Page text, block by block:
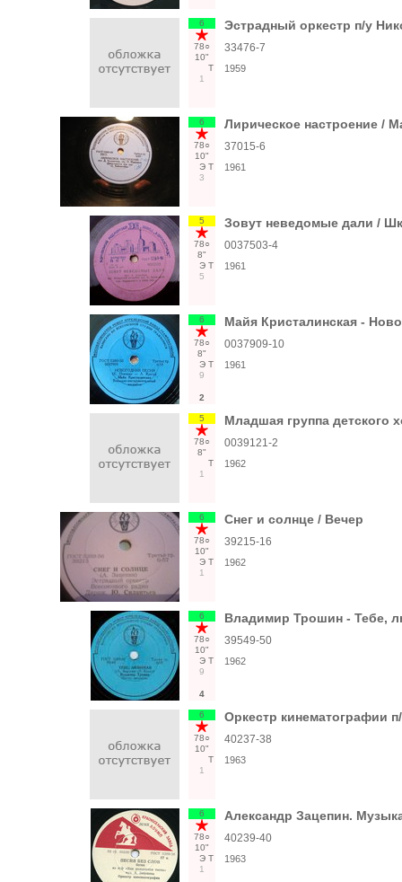
6
78○
10"
Т
1
Эстрадный оркестр п/у
33476-7
1959
6
78○
10"
Э Т
3
Лирическое настроение /
37015-6
1961
5
78○
8"
Э Т
5
Зовут неведомые дали /
0037503-4
1961
6
78○
8"
Э Т
9
2
Майя Кристалинская -
0037909-10
1961
5
78○
8"
Т
1
Младшая группа детского
0039121-2
1962
6
78○
10"
Э Т
1
Снег и солнце / Вечер
39215-16
1962
6
78○
10"
Э Т
9
4
Владимир Трошин - Тебе,
39549-50
1962
6
78○
10"
Т
1
Оркестр кинематографии
40237-38
1963
6
78○
10"
Э Т
1
Александр Зацепин.
40239-40
1963